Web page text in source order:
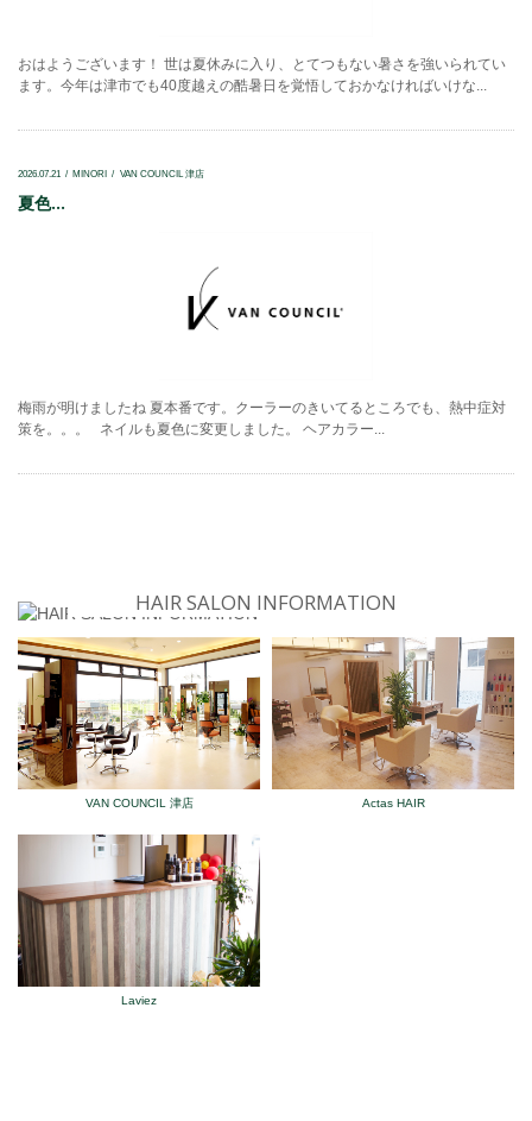
おはようございます！ 世は夏休みに入り、とてつもない暑さを強いられてい
ます。今年は津市でも40度越えの酷暑日を覚悟しておかなければいけな...
2026.07.21 MINORI VAN COUNCIL 津店
夏色...
梅雨が明けましたね 夏本番です。クーラーのきいてるところでも、熱中症対
策を。。。 ネイルも夏色に変更しました。 ヘアカラー...
HAIR SALON INFORMATION
VAN COUNCIL 津店 Actas HAIR
Laviez